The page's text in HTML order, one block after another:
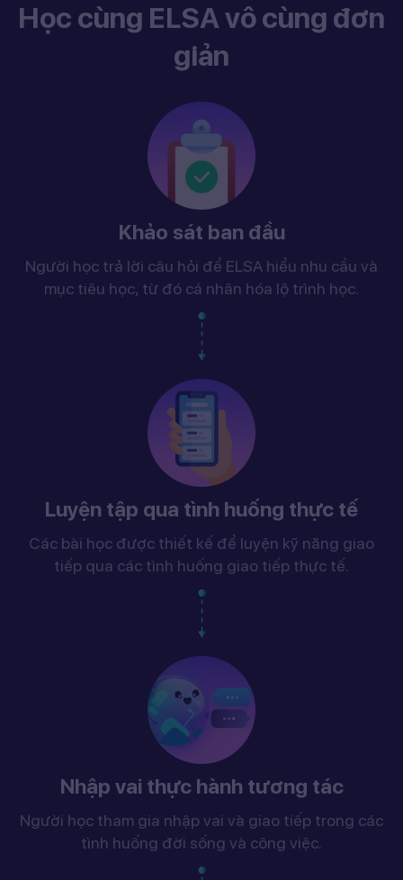
Học cùng ELSA vô cùng đơn
giản
Khảo sát ban đầu
Người học trả lời câu hỏi để ELSA hiểu nhu cầu và
mục tiêu học, từ đó cá nhân hóa lộ trình học.
Luyện tập qua tình huống thực tế
Các bài học được thiết kế để luyện kỹ năng giao
tiếp qua các tình huống giao tiếp thực tế.
Nhập vai thực hành tương tác
Người học tham gia nhập vai và giao tiếp trong các
tình huống đời sống và công việc.